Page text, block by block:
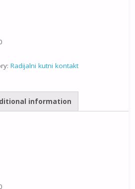
Radijalni kutni kontakt
information